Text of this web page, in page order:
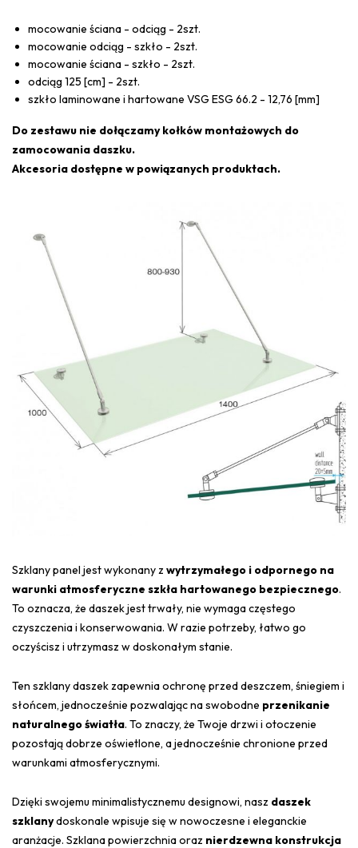
mocowanie ściana - odciąg - 2szt.
mocowanie odciąg - szkło - 2szt.
mocowanie ściana - szkło - 2szt.
odciąg 125 [cm] - 2szt.
szkło laminowane i hartowane VSG ESG 66.2 - 12,76 [mm]
Do zestawu nie dołączamy kołków montażowych do
zamocowania daszku.
Akcesoria dostępne w powiązanych produktach.
Szklany panel jest wykonany z wytrzymałego i odpornego na
warunki atmosferyczne szkła hartowanego bezpiecznego.
To oznacza, że daszek jest trwały, nie wymaga częstego
czyszczenia i konserwowania. W razie potrzeby, łatwo go
oczyścisz i utrzymasz w doskonałym stanie.
Ten szklany daszek zapewnia ochronę przed deszczem, śniegiem i
słońcem, jednocześnie pozwalając na swobodne przenikanie
naturalnego światła. To znaczy, że Twoje drzwi i otoczenie
pozostają dobrze oświetlone, a jednocześnie chronione przed
warunkami atmosferycznymi.
Dzięki swojemu minimalistycznemu designowi, nasz daszek
szklanydoskonale wpisuje się w nowoczesne i eleganckie
aranżacje. Szklana powierzchnia oraz nierdzewna konstrukcja